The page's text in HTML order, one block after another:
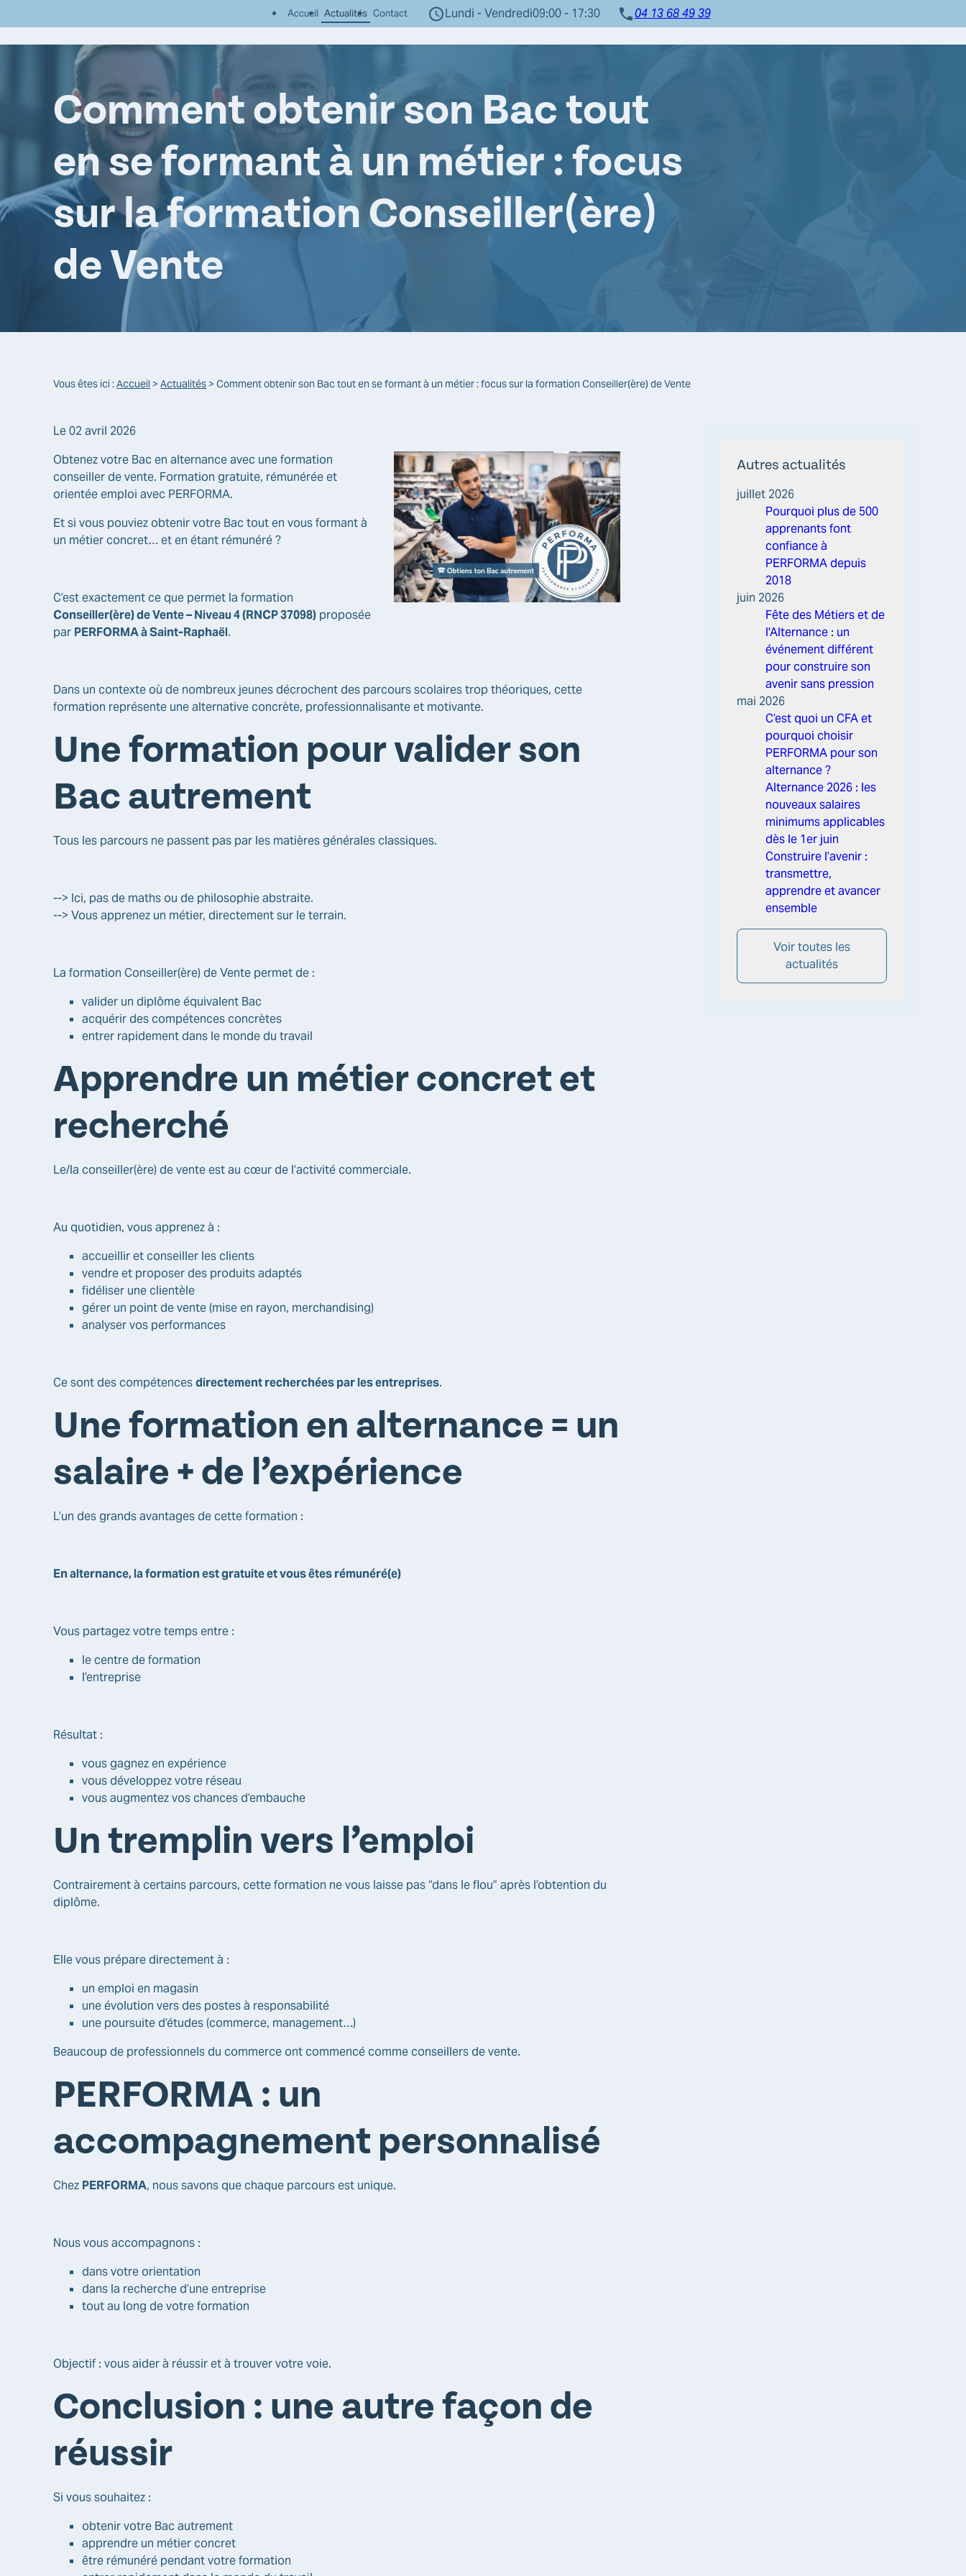
Accueil Actualités Contact Lundi - Vendredi09:00 - 17:30 04 13 68 49 39
Comment obtenir son Bac tout
en se formant à un métier : focus
sur la formation Conseiller(ère)
de Vente
Vous êtes ici :Accueil >Actualités > Comment obtenir son Bac tout en se formant à un métier : focus sur la formation Conseiller(ère) de Vente
Le02 avril 2026
Obtenez votre Bac en alternance avec une formation
conseiller de vente. Formation gratuite, rémunérée et
orientée emploi avec PERFORMA.
Et si vous pouviez obtenir votre Bac tout en vous formant à
un métier concret… et en étant rémunéré ?
C’est exactement ce que permet la formation
Conseiller(ère) de Vente – Niveau 4 (RNCP 37098) proposée
par PERFORMA à Saint-Raphaël.
Dans un contexte où de nombreux jeunes décrochent des parcours scolaires trop théoriques, cette
formation représente une alternative concrète, professionnalisante et motivante.
Une formation pour valider son
Bac autrement
Tous les parcours ne passent pas par les matières générales classiques.
--> Ici, pas de maths ou de philosophie abstraite.
--> Vous apprenez un métier, directement sur le terrain.
La formation Conseiller(ère) de Vente permet de :
valider un diplôme équivalent Bac
acquérir des compétences concrètes
entrer rapidement dans le monde du travail
Apprendre un métier concret et
recherché
Le/la conseiller(ère) de vente est au cœur de l’activité commerciale.
Au quotidien, vous apprenez à :
accueillir et conseiller les clients
vendre et proposer des produits adaptés
fidéliser une clientèle
gérer un point de vente (mise en rayon, merchandising)
analyser vos performances
Ce sont des compétencesdirectement recherchées par les entreprises.
Une formation en alternance = un
salaire + de l’expérience
L’un des grands avantages de cette formation :
En alternance, la formation est gratuite et vous êtes rémunéré(e)
Vous partagez votre temps entre :
le centre de formation
l’entreprise
Résultat :
vous gagnez en expérience
vous développez votre réseau
vous augmentez vos chances d’embauche
Un tremplin vers l’emploi
Contrairement à certains parcours, cette formation ne vous laisse pas “dans le flou” après l’obtention du
diplôme.
Elle vous prépare directement à :
un emploi en magasin
une évolution vers des postes à responsabilité
une poursuite d’études (commerce, management…)
Beaucoup de professionnels du commerce ont commencé comme conseillers de vente.
PERFORMA : un
accompagnement personnalisé
Chez PERFORMA, nous savons que chaque parcours est unique.
Nous vous accompagnons :
dans votre orientation
dans la recherche d’une entreprise
tout au long de votre formation
Objectif : vous aider à réussir et à trouver votre voie.
Conclusion : une autre façon de
réussir
Si vous souhaitez :
obtenir votre Bac autrement
apprendre un métier concret
être rémunéré pendant votre formation
Autres actualités
juillet 2026
Pourquoi plus de 500
apprenants font
confiance à
PERFORMA depuis
2018
juin 2026
Fête des Métiers et de
l'Alternance : un
événement différent
pour construire son
avenir sans pression
mai 2026
C’est quoi un CFA et
pourquoi choisir
PERFORMA pour son
alternance ?
Alternance 2026 : les
nouveaux salaires
minimums applicables
dès le 1er juin
Construire l’avenir :
transmettre,
apprendre et avancer
ensemble
Voir toutes les
actualités